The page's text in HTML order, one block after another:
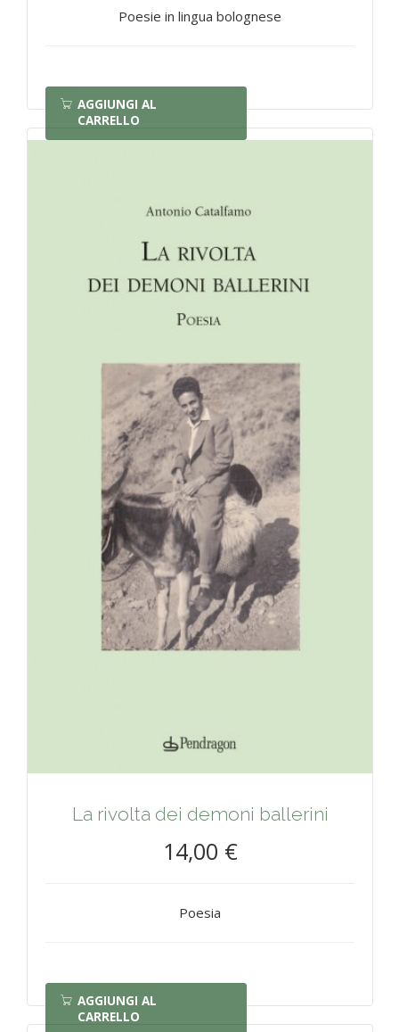
Poesie in lingua bolognese
AGGIUNGI AL
CARRELLO
La rivolta dei demoni ballerini
14,00 €
Poesia
AGGIUNGI AL
CARRELLO